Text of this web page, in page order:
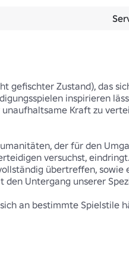
gefischter Zustand), das
inspirieren
Kraft zu
der für den
versuchst,
übertreffen, sowie
den Untergang unserer
an bestimmte Spielstile